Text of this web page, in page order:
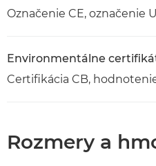
Označenie CE, označenie
Environmentálne
Certifikácia CB,
Rozmery a